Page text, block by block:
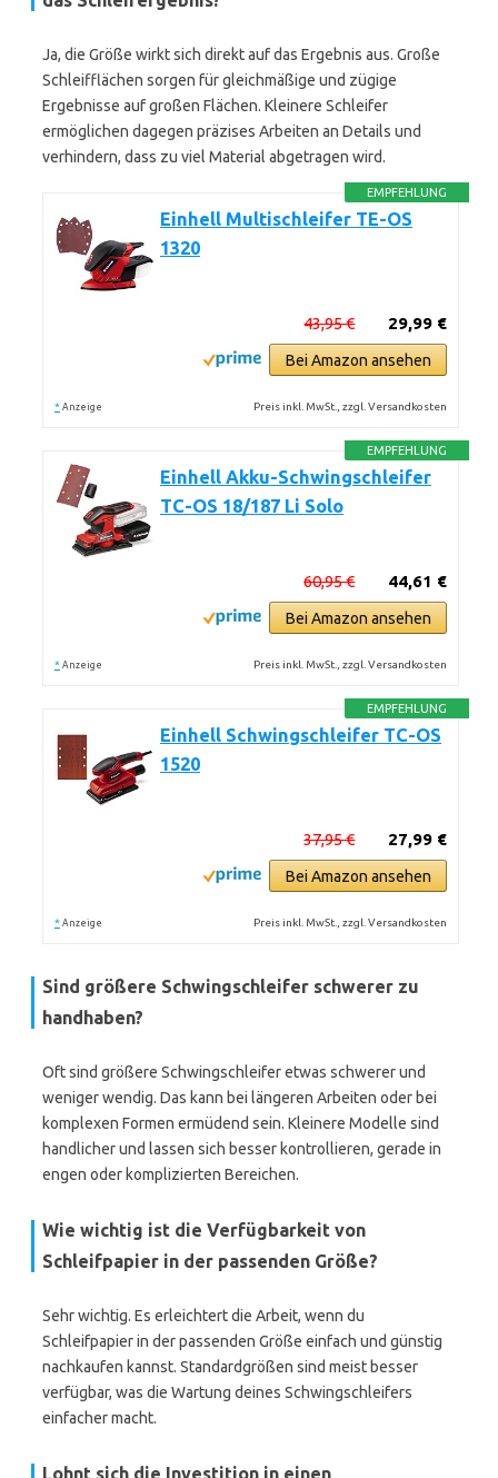
Ja, die Größe wirkt sich direkt auf das Ergebnis aus. Große
Schleifflächen sorgen für gleichmäßige und zügige
Ergebnisse auf großen Flächen. Kleinere Schleifer
ermöglichen dagegen präzises Arbeiten an Details und
verhindern, dass zu viel Material abgetragen wird.
EMPFEHLUNG
Einhell Multischleifer TE-OS
1320
29,99 €
43,95 €
Bei Amazon ansehen
* Anzeige Preis inkl. MwSt., zzgl. Versandkosten
EMPFEHLUNG
Einhell Akku-Schwingschleifer
TC-OS 18/187 Li Solo
44,61 €
60,95 €
Bei Amazon ansehen
* Anzeige Preis inkl. MwSt., zzgl. Versandkosten
EMPFEHLUNG
Einhell Schwingschleifer TC-OS
1520
27,99 €
37,95 €
Bei Amazon ansehen
* Anzeige Preis inkl. MwSt., zzgl. Versandkosten
Sind größere Schwingschleifer schwerer zu
handhaben?
Oft sind größere Schwingschleifer etwas schwerer und
weniger wendig. Das kann bei längeren Arbeiten oder bei
komplexen Formen ermüdend sein. Kleinere Modelle sind
handlicher und lassen sich besser kontrollieren, gerade in
engen oder komplizierten Bereichen.
Wie wichtig ist die Verfügbarkeit von
Schleifpapier in der passenden Größe?
Sehr wichtig. Es erleichtert die Arbeit, wenn du
Schleifpapier in der passenden Größe einfach und günstig
nachkaufen kannst. Standardgrößen sind meist besser
verfügbar, was die Wartung deines Schwingschleifers
einfacher macht.
Lohnt sich die Investition in einen